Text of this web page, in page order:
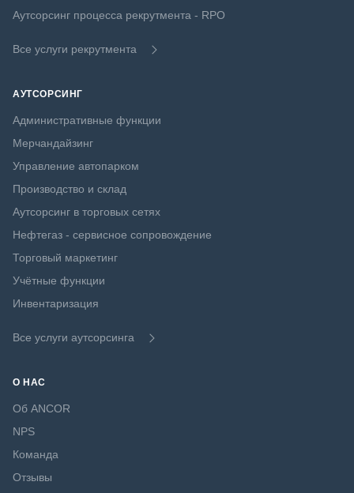
Аутсорсинг процесса рекрутмента - RPO
Все услуги рекрутмента
АУТСОРСИНГ
Административные функции
Мерчандайзинг
Управление автопарком
Производство и склад
Аутсорсинг в торговых сетях
Нефтегаз - сервисное сопровождение
Торговый маркетинг
Учётные функции
Инвентаризация
Все услуги аутсорсинга
О НАС
Об ANCOR
NPS
Команда
Отзывы